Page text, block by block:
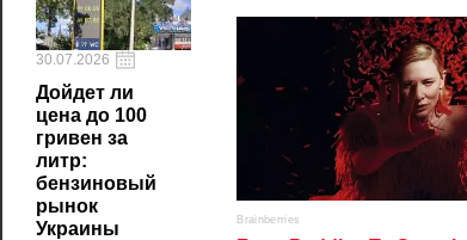
30.07.2026
Дойдет ли
цена до 100
гривен за
литр:
бензиновый
рынок
Украины